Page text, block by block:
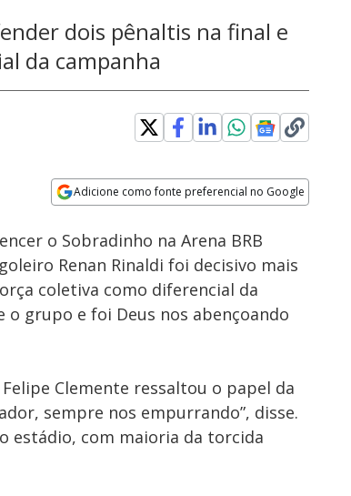
dois pênaltis na final e
da campanha
Adicione como fonte preferencial no Google
Velocidade
o Sobradinho na Arena BRB
Renan Rinaldi foi decisivo mais
coletiva como diferencial da
o grupo e foi Deus nos abençoando
Clemente ressaltou o papel da
sempre nos empurrando”, disse.
estádio, com maioria da torcida